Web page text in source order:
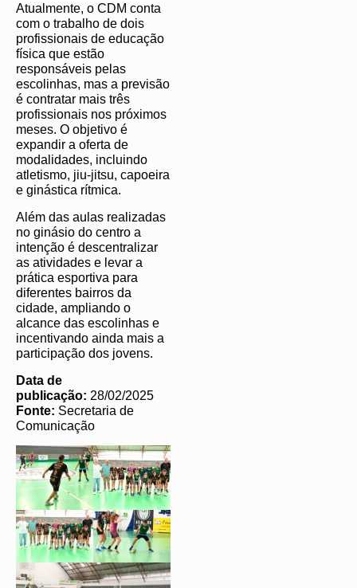
Atualmente, o CDM conta
com o trabalho de dois
profissionais de educação
física que estão
responsáveis pelas
escolinhas, mas a previsão
é contratar mais três
profissionais nos próximos
meses. O objetivo é
expandir a oferta de
modalidades, incluindo
atletismo, jiu-jitsu, capoeira
e ginástica rítmica.
Além das aulas realizadas
no ginásio do centro a
intenção é descentralizar
as atividades e levar a
prática esportiva para
diferentes bairros da
cidade, ampliando o
alcance das escolinhas e
incentivando ainda mais a
participação dos jovens.
Data de
publicação: 28/02/2025
Fonte: Secretaria de
Comunicação